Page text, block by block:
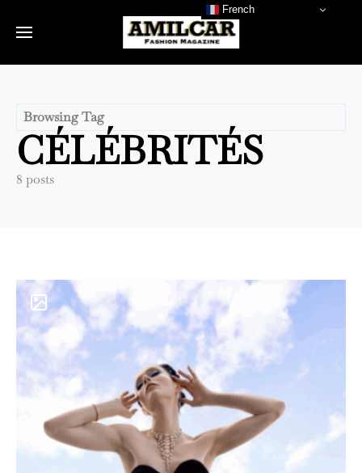
Browsing Tag
CÉLÉBRITÉS
8 posts
French